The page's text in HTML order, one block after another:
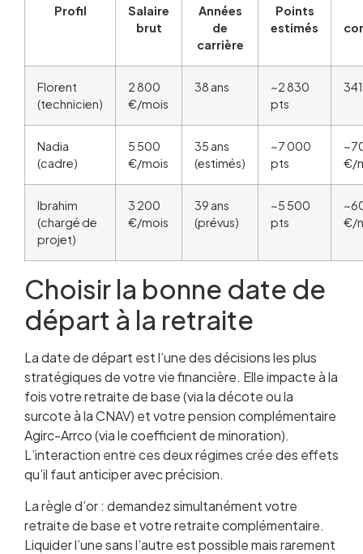
Profil
Salaire
brut
Années
de
carrière
Points
estimés
Florent
(technicien)
2 800
€/mois
38 ans
~2 830
pts
Nadia
(cadre)
5 500
€/mois
35 ans
(estimés)
~7 000
pts
€/
Ibrahim
(chargé de
projet)
3 200
€/mois
39 ans
(prévus)
~5 500
pts
€/
Choisir la bonne date de
départ à la retraite
La date de départ est l’une des décisions les plus
stratégiques de votre vie financière. Elle impacte à la
fois votre retraite de base (via la décote ou la
surcote à la CNAV) et votre pension complémentaire
Agirc-Arrco (via le coefficient de minoration).
L’interaction entre ces deux régimes crée des effets
qu’il faut anticiper avec précision.
La règle d’or : demandez simultanément votre
retraite de base et votre retraite complémentaire.
Liquider l’une sans l’autre est possible mais rarement